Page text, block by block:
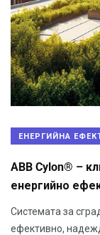
ЕНЕРГИЙНА
ABB Cylon® –
енергийно
Системата за
ефективно,